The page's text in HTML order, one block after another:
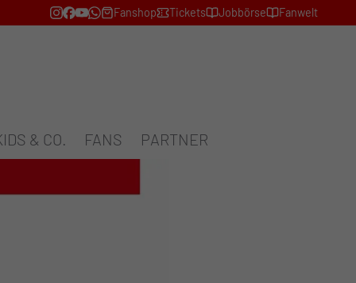
Fanshop Tickets Jobbörse Fanwelt
& CO. FANS PARTNER